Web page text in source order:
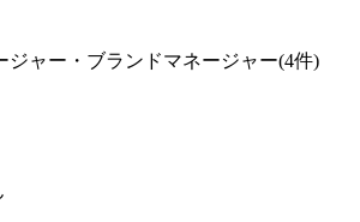
出す人材マネジメント
コシステム戦略
ファイナンス戦略
新たな価値を提供するデジタルトランスフォーメ
略
ックの成長の為には「人材が活躍する事」を重要
スローガンを掲げております。
ジャー・ブランドマネージャー(4件)